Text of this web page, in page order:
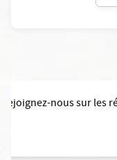
Rejoignez-nous sur les